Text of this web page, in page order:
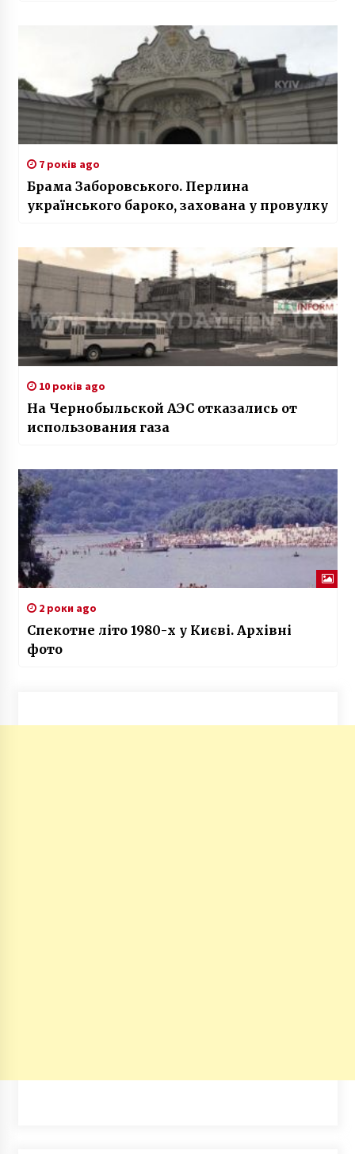
7 років ago
Брама Заборовського. Перлина
українського бароко, захована у провулку
10 років ago
На Чернобыльской АЭС отказались от
использования газа
2 роки ago
Спекотне літо 1980-х у Києві. Архівні
фото